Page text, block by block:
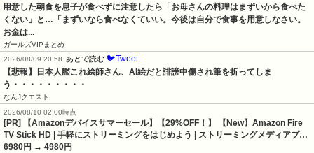
用意した朝食を息子が食べずに注意したら「お母さんの料理はまずいから食べた
くない」と…「まずいなら食べなくていい。今後は自分で食事を用意しなさい。
お金は...
ガールズVIPまとめ
2026/08/09 20:58
あとで読む 🐦Tweet
【悲報】日本人艦これ絵師さん、AI絵だと誹謗中傷され筆を折ってしま
う・・・・・・・・・
なんJクエスト
2026/08/10 02:00時点
[PR] 【Amazonデバイスサマーセール】【29%OFF！】 【New】Amazon Fire
TV Stick HD | 手軽にストリーミングをはじめよう | ストリーミングメディアプ…
6980円 → 4980円